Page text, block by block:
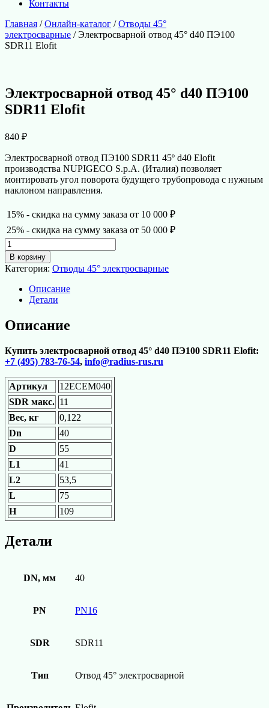
Контакты
Главная /Онлайн-каталог /Отводы 45°
электросварные / Электросварной отвод 45° d40 ПЭ100
SDR11 Elofit
Электросварной отвод 45° d40 ПЭ100
SDR11 Elofit
840 ₽
Электросварной отвод ПЭ100 SDR11 45º d40 Elofit
производства NUPIGECO S.p.A. (Италия) позволяет
монтировать угол поворота будущего трубопровода с нужным
наклоном направления.
15% - скидка на сумму заказа от 10 000 ₽
25% - скидка на сумму заказа от 50 000 ₽
Количество
товара
Электросварной
отвод
ПЭ100
SDR11
Elofit
В корзину
Категория: Отводы 45° электросварные
Описание
Детали
Описание
Купить электросварной отвод 45° d40 ПЭ100 SDR11 Elofit:
+7 (495) 783-76-54, info@radius-rus.ru
Артикул
12ECEM040
SDR макс. 11
Вес, кг
0,122
Dn
40
D
55
L1
41
L2
53,5
L
75
H
109
Детали
DN, мм 40
PN PN16
SDR SDR11
Тип Отвод 45° электросварной